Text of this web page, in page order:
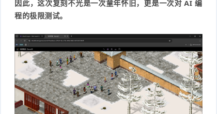
因此，这次复刻不光是一次童年怀旧，更是一次对AI 编
程的极限测试。